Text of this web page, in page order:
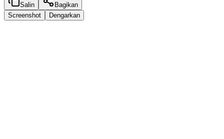
Salin
Bagikan
Screenshot
Dengarkan